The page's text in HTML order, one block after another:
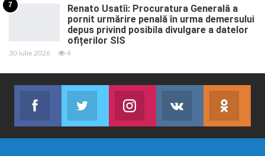
7
Renato Usatîi: Procuratura Generală a
pornit urmărire penală în urma demersului
depus privind posibila divulgare a datelor
ofițerilor SIS
30 iulie 2026 4
Facebook
Abonează-te
Twitter
Join us on TwitterJoin us on Instagram
Abonează-te